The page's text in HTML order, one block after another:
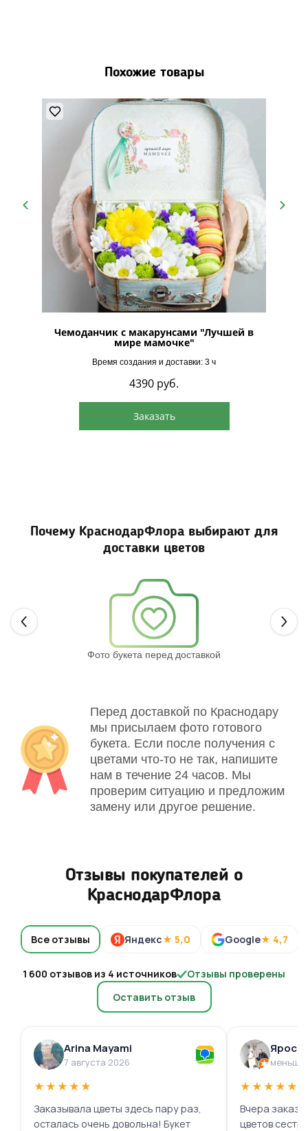
Похожие товары
Чемоданчик с макарунсами "Лучшей в
мире мамочке"
Время создания и доставки: 3 ч
4390 руб.
Заказать
Почему КраснодарФлора выбирают для
доставки цветов
Фото букета перед доставкой
Перед доставкой по Краснодару
мы присылаем фото готового
букета. Если после получения с
цветами что-то не так, напишите
нам в течение 24 часов. Мы
проверим ситуацию и предложим
замену или другое решение.
Отзывы покупателей о
КраснодарФлора
Все отзывы Яндекс★ 5,0 Google★ 4,7
1 600 отзывов из 4 источников
Отзывы проверены
Оставить отзыв
Arina Mayami
7 августа 2026
★★★★★
Заказывала цветы здесь пару раз,
осталась очень довольна! Букет
меньше
★★★★★
Вчера
цветов